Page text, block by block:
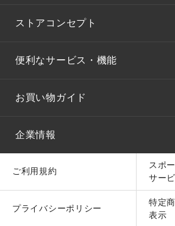
ストアコンセプト
便利なサービス・機能
お買い物ガイド
企業情報
ご利用規約
スポ
サー
プライバシーポリシー
特定
表示